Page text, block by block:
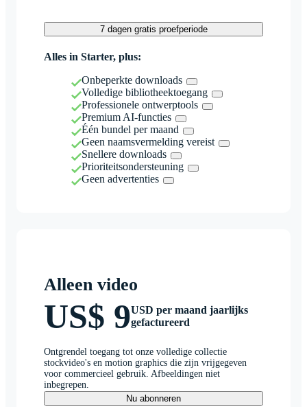
7 dagen gratis proefperiode
Alles in Starter, plus:
Onbeperkte downloads
Volledige bibliotheektoegang
Professionele ontwerptools
Premium AI-functies
Één bundel per maand
Geen naamsvermelding vereist
Snellere downloads
Prioriteitsondersteuning
Geen advertenties
Alleen video
US$ 9USD per maand jaarlijks
gefactureerd
Ontgrendel toegang tot onze volledige collectie
stockvideo's en motion graphics die zijn vrijgegeven
voor commercieel gebruik. Afbeeldingen niet
inbegrepen.
Nu abonneren